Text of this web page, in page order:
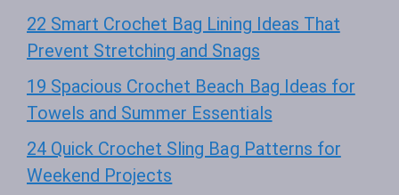
22 Smart Crochet Bag Lining Ideas That
Prevent Stretching and Snags
19 Spacious Crochet Beach Bag Ideas for
Towels and Summer Essentials
24 Quick Crochet Sling Bag Patterns for
Weekend Projects